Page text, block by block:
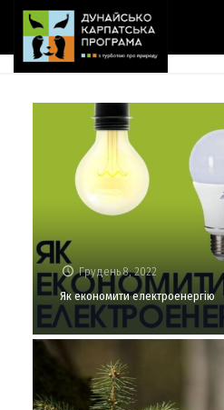
Грудень 8, 2022
Як економити електроенергію